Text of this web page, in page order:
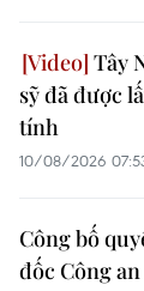
Tây
sỹ đã được
tính
10/08/2026
Công bố
đốc Công